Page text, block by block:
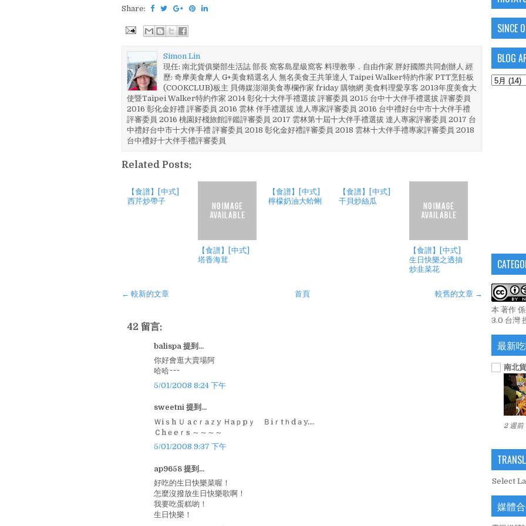
Share:
Simon Lin
現任: 南北貨俱樂部生活誌 部長 窩客島星級窩客 料理教學．自由作家 胖好國際共同創辦人 經
歷: 奇摩美食摩人 G+美食精選名人 無名美食王共筆達人 Taipei Walker特約作家 PTT烹飪板
(COOKCLUB)板主 貝傳媒澎湖美食專欄作家 friday 購物網 美食料理愛享客 2013年度美食大
使暨Taipei Walker特約作家 2014 彰化十大伴手禮選拔 評審委員 2015 台中十大伴手禮選拔 評審委員
2016 彰化金好禮 評審委員 2016 雲林 伴手禮選拔 達人專家評審委員 2016 台中禮好台中市十大伴手禮
評審委員 2016 桃園好棧旅館評鑑評審委員 2017 雲林第十屆十大伴手禮選拔 達人專家評審委員 2017 台
中禮好台中市十大伴手禮 評審委員 2018 彰化金好禮評審委員 2018 雲林十大伴手禮專家評審委員 2018
台中禮好十大伴手禮評審委員
Related Posts:
【食譜】[中式]
西芹炒帶子
【食譜】[中式]
塔香海茸
【食譜】[中式]
檸檬奶油大蛤蜊
【食譜】[中式]
干貝炒絲瓜
【食譜】[中式]
生日快樂之透抽
炒韭菜花
← 較新的文章 較舊的文章 →
首頁
42 留言:
balispa 提到...
你好會逛大賣場阿
哈哈~~~
5/01/2008 8:24 下午
sweetni 提到...
Ｗiｓh Ｕ a cｒaｚy Ｈaｐpｙ Ｂiｒtｈdａy....
Ｃhｅeｒs ～～～～
5/01/2008 9:37 下午
ap9658 提到...
好吃的生日快樂菜喔！
怎麼沒撥放生日快樂歌啊！
我要吃蛋糕喲！
生日快樂！
SINCE
BLOG
本 著作
3.0 台灣
最新
南北
2 週前
Select
媒體